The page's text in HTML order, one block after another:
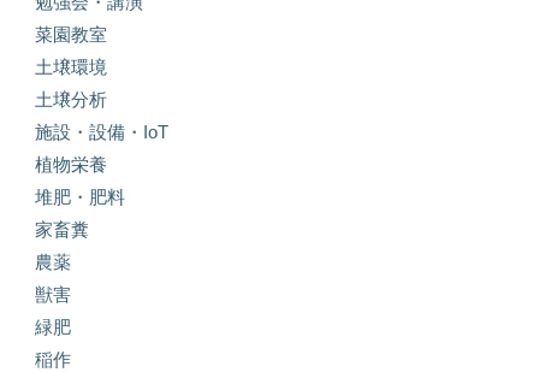
菜園教室
土壌環境
土壌分析
施設・設備・IoT
植物栄養
堆肥・肥料
家畜糞
農薬
獣害
緑肥
稲作